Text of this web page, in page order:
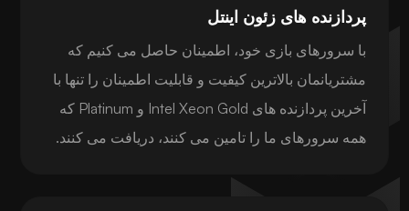
پردازنده های زئون اینتل
با سرورهای بازی خود، اطمینان حاصل می کنیم که
مشتریانمان بالاترین کیفیت و قابلیت اطمینان را تنها با
آخرین پردازنده های Intel Xeon Gold و Platinum که
همه سرورهای ما را تامین می کنند، دریافت می کنند.